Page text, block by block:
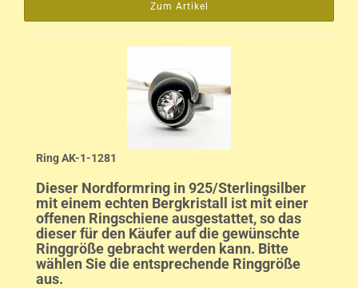
Zum Artikel
Ring AK-1-1281
Dieser Nordformring in 925/Sterlingsilber
mit einem echten Bergkristall ist mit einer
offenen Ringschiene ausgestattet, so das
dieser für den Käufer auf die gewünschte
Ringgröße gebracht werden kann. Bitte
wählen Sie die entsprechende Ringgröße
aus.